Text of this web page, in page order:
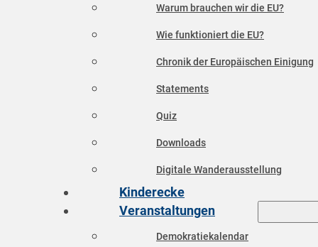
Warum brauchen wir die EU?
Wie funktioniert die EU?
Chronik der Europäischen Einigung
Statements
Quiz
Downloads
Digitale Wanderausstellung
Kinderecke
Veranstaltungen
Demokratiekalendar